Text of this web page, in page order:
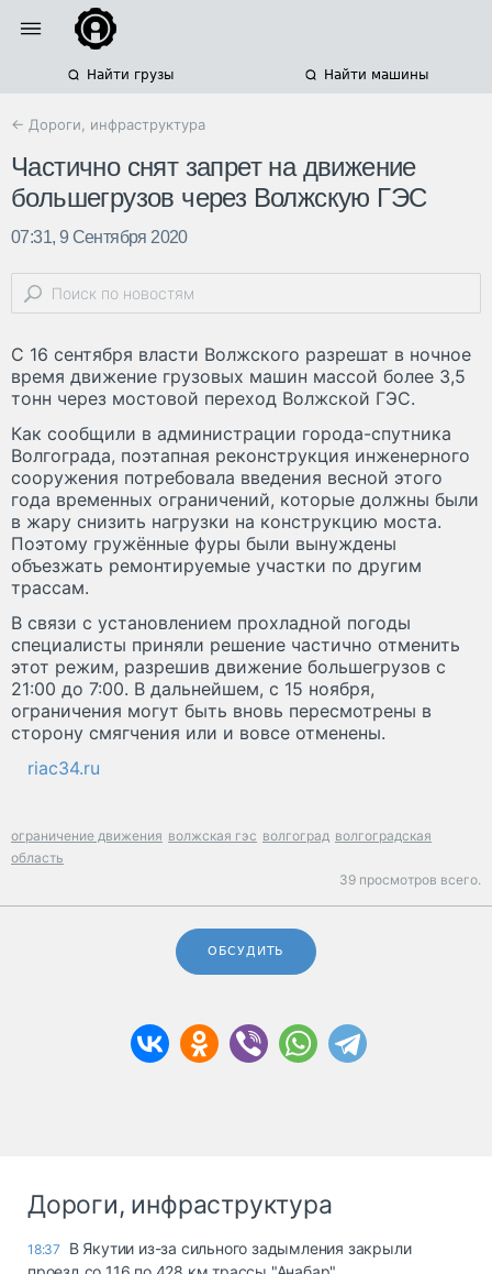
Найти грузы Найти машины
← Дороги, инфраструктура
Частично снят запрет на движение
большегрузов через Волжскую ГЭС
07:31, 9 Сентября 2020
С 16 сентября власти Волжского разрешат в ночное
время движение грузовых машин массой более 3,5
тонн через мостовой переход Волжской ГЭС.
Как сообщили в администрации города-спутника
Волгограда, поэтапная реконструкция инженерного
сооружения потребовала введения весной этого
года временных ограничений, которые должны были
в жару снизить нагрузки на конструкцию моста.
Поэтому гружённые фуры были вынуждены
объезжать ремонтируемые участки по другим
трассам.
В связи с установлением прохладной погоды
специалисты приняли решение частично отменить
этот режим, разрешив движение большегрузов с
21:00 до 7:00. В дальнейшем, с 15 ноября,
ограничения могут быть вновь пересмотрены в
сторону смягчения или и вовсе отменены.
riac34.ru
ограничение движения волжская гэс волгоград волгоградская
область
39 просмотров всего.
ОБСУДИТЬ
Дороги, инфраструктура
18:37
В Якутии из-за сильного задымления закрыли